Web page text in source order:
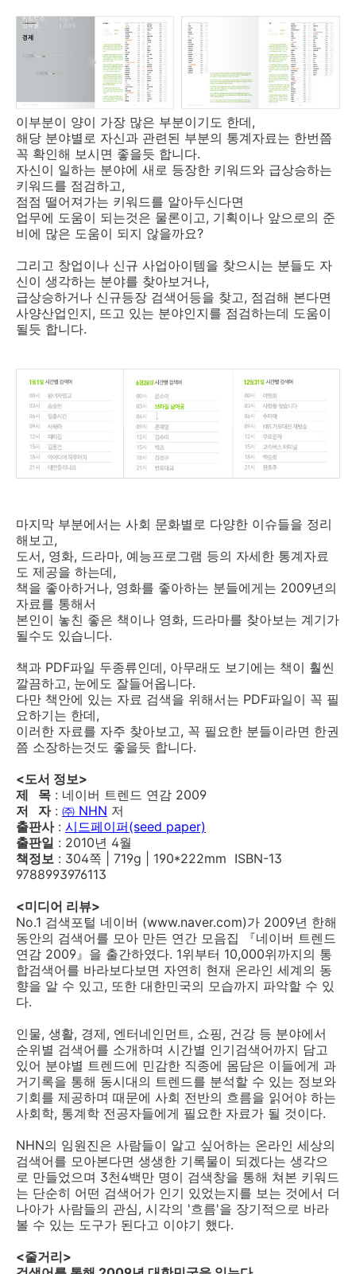
이부분이 양이 가장 많은 부분이기도 한데,
해당 분야별로 자신과 관련된 부분의 통계자료는 한번쯤
꼭 확인해 보시면 좋을듯 합니다.
자신이 일하는 분야에 새로 등장한 키워드와 급상승하는
키워드를 점검하고,
점점 떨어져가는 키워드를 알아두신다면
업무에 도움이 되는것은 물론이고, 기획이나 앞으로의 준
비에 많은 도움이 되지 않을까요?
그리고 창업이나 신규 사업아이템을 찾으시는 분들도 자
신이 생각하는 분야를 찾아보거나,
급상승하거나 신규등장 검색어등을 찾고, 점검해 본다면
사양산업인지, 뜨고 있는 분야인지를 점검하는데 도움이
될듯 합니다.
마지막 부분에서는 사회 문화별로 다양한 이슈들을 정리
해보고,
도서, 영화, 드라마, 예능프로그램 등의 자세한 통계자료
도 제공을 하는데,
책을 좋아하거나, 영화를 좋아하는 분들에게는 2009년의
자료를 통해서
본인이 놓친 좋은 책이나 영화, 드라마를 찾아보는 계기가
될수도 있습니다.
책과 PDF파일 두종류인데, 아무래도 보기에는 책이 훨씬
깔끔하고, 눈에도 잘들어옵니다.
다만 책안에 있는 자료 검색을 위해서는 PDF파일이 꼭 필
요하기는 한데,
이러한 자료를 자주 찾아보고, 꼭 필요한 분들이라면 한권
쯤 소장하는것도 좋을듯 합니다.
<도서 정보>
제 목 : 네이버 트렌드 연감 2009
저 자: ㈜ NHN 저
출판사: 시드페이퍼(seed paper)
출판일 : 2010년 4월
책정보 : 304쪽 | 719g | 190*222mm ISBN-13
9788993976113
<미디어 리뷰>
No.1 검색포털 네이버 (www.naver.com)가 2009년 한해
동안의 검색어를 모아 만든 연간 모음집 『네이버 트렌드
연감 2009』을 출간하였다. 1위부터 10,000위까지의 통
합검색어를 바라보다보면 자연히 현재 온라인 세계의 동
향을 알 수 있고, 또한 대한민국의 모습까지 파악할 수 있
다.
인물, 생활, 경제, 엔터네인먼트, 쇼핑, 건강 등 분야에서
순위별 검색어를 소개하며 시간별 인기검색어까지 담고
있어 분야별 트렌드에 민감한 직종에 몸담은 이들에게 과
거기록을 통해 동시대의 트렌드를 분석할 수 있는 정보와
기회를 제공하며 때문에 사회 전반의 흐름을 읽어야 하는
사회학, 통계학 전공자들에게 필요한 자료가 될 것이다.
NHN의 임원진은 사람들이 알고 싶어하는 온라인 세상의
검색어를 모아본다면 생생한 기록물이 되겠다는 생각으
로 만들었으며 3천4백만 명이 검색창을 통해 쳐본 키워드
는 단순히 어떤 검색어가 인기 있었는지를 보는 것에서 더
나아가 사람들의 관심, 시각의 '흐름'을 장기적으로 바라
볼 수 있는 도구가 된다고 이야기 했다.
<줄거리>